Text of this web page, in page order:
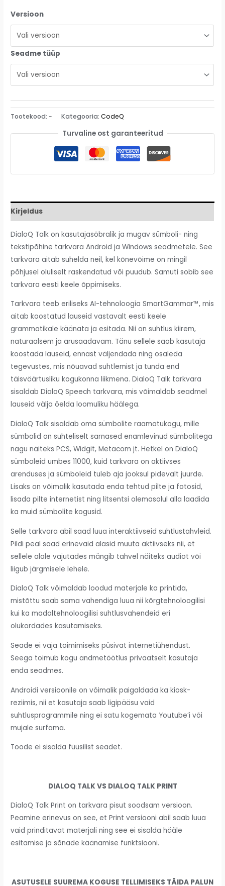
Versioon
Seadme tüüp
Alternative:
Tootekood:- Kategooria:CodeQ
Turvaline ost garanteeritud
Kirjeldus
DialoQ Talk on kasutajasõbralik ja mugav sümboli- ning
tekstipõhine tarkvara Android ja Windows seadmetele. See
tarkvara aitab suhelda neil,kel kõnevõime on mingil
põhjusel oluliselt raskendatud või puudub. Samuti sobib see
tarkvara eesti keele õppimiseks.
Tarkvara teeb eriliseks AI-tehnoloogia SmartGammar™, mis
aitab koostatud lauseid vastavalt eesti keele
grammatikale käänata ja esitada. Nii on suhtlus kiirem,
naturaalsem ja arusaadavam. Tänu sellele saab kasutaja
koostada lauseid, ennast väljendada ning osaleda
tegevustes, mis nõuavad suhtlemist ja tunda end
täisväärtusliku kogukonna liikmena. DialoQ Talk tarkvara
sisaldab DialoQ Speech tarkvara, mis võimaldab seadmel
lauseid välja öelda loomuliku häälega.
DialoQ Talk sisaldab oma sümbolite raamatukogu, mille
sümbolid on suhteliselt sarnased enamlevinud sümbolitega
nagu näiteks PCS, Widgit, Metacom jt. Hetkel on DialoQ
sümboleid umbes 11000, kuid tarkvara on aktiivses
arenduses ja sümboleid tuleb aja jooksul pidevalt juurde.
Lisaks on võimalik kasutada enda tehtud pilte ja fotosid,
lisada pilte internetist ning litsentsi olemasolul alla laadida
ka muid sümbolite kogusid.
Selle tarkvara abil saad luua interaktiivseid suhtlustahvleid.
Pildi peal saad erinevaid alasid muuta aktiivseks nii, et
sellele alale vajutades mängib tahvel näiteks audiot või
liigub järgmisele lehele.
DialoQ Talk võimaldab loodud materjale ka printida,
mistõttu saab sama vahendiga luua nii kõrgtehnoloogilisi
kui ka madaltehnoloogilisi suhtlusvahendeid eri
olukordades kasutamiseks.
Seade ei vaja toimimiseks püsivat internetiühendust.
Seega toimub kogu andmetöötlus privaatselt kasutaja
enda seadmes.
Androidi versioonile on võimalik paigaldada ka kiosk-
reziimis, nii et kasutaja saab ligipääsu vaid
suhtlusprogrammile ning ei satu kogemata Youtube’i või
mujale surfama.
Toode ei sisalda füüsilist seadet.
DIALOQ TALK VS DIALOQ TALK PRINT
DialoQ Talk Print on tarkvara pisut soodsam versioon.
Peamine erinevus on see, et Print versiooni abil saab luua
vaid prinditavat materjali ning see ei sisalda hääle
esitamise ja sõnade käänamise funktsiooni.
ASUTUSELE SUUREMA KOGUSE TELLIMISEKS TÄIDA PALUN